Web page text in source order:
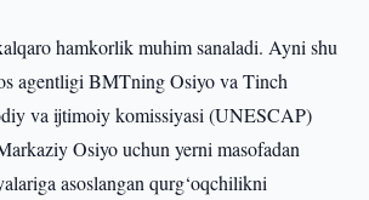
hamkorlik muhim sanaladi. Ayni shu
agentligi BMTning Osiyo va Tinch
va ijtimoiy komissiyasi (UNESCAP)
Osiyo uchun yerni masofadan
asoslangan qurg‘oqchilikni